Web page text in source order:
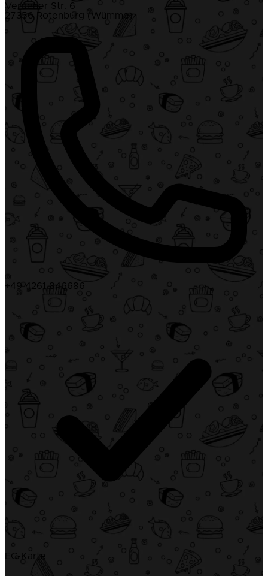
Verdener Str. 6
27356 Rotenburg (Wümme)
+49 4261 846686
EC-Karte